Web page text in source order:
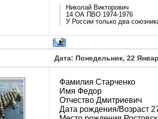
Николай Викторович
14 ОА ПВО 1974-1976
У России только два
Дата: Понедельник, 22
Фамилия Старченко
Имя Федор
Отчество Дмитриевич
Дата рождения/Возраст